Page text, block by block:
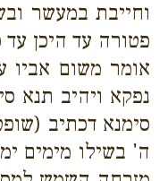
וחייבת במעשר
פטורה עד היכן עד
אומר משום אביו
נפקא ויהיב תנא
סימנא דכתיב
ה' בשילו מימים